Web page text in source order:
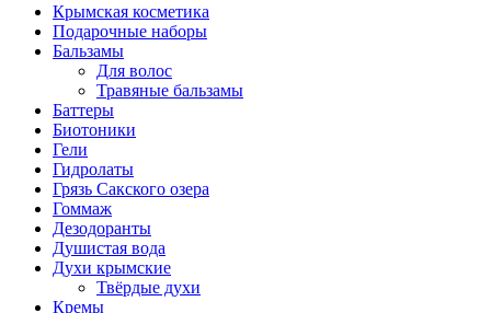
Крымская косметика
Подарочные наборы
Бальзамы
Для волос
Травяные бальзамы
Баттеры
Биотоники
Гели
Гидролаты
Грязь Сакского озера
Гоммаж
Дезодоранты
Душистая вода
Духи крымские
Твёрдые духи
Кремы